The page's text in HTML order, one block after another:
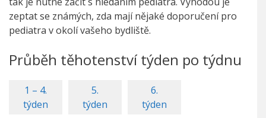
zeptat se známých, zda mají nějaké doporučení pro
pediatra v okolí vašeho bydliště.
Průběh těhotenství týden po týdnu
1 – 4.
týden
5.
týden
6.
týden